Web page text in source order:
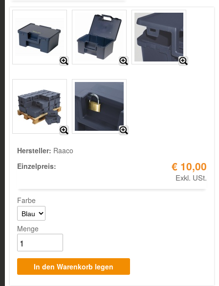
Hersteller: Raaco
Einzelpreis:
€ 10,00
Exkl. USt.
Farbe
Menge